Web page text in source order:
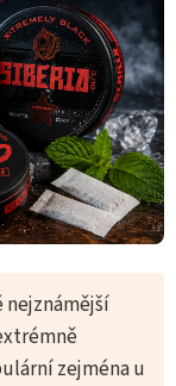
nejznámější
zejména u